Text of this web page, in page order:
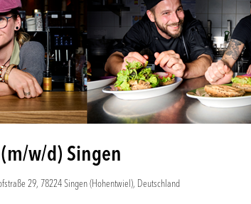
w/d) Singen
29, 78224 Singen (Hohentwiel), Deutschland